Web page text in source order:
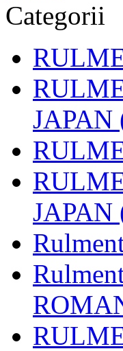
Categorii
JAPAN
JAPAN